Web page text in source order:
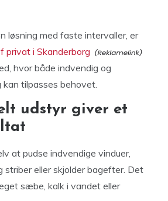
løsning med faste intervaller, er
privat i Skanderborg
hvor både indvendig og
kan tilpasses behovet.
udstyr giver et
at pudse indvendige vinduer,
striber eller skjolder bagefter. Det
sæbe, kalk i vandet eller